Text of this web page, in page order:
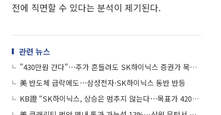
전에 직면할 수 있다는 분석이 제기된다.
관련 뉴스
"430만원 간다"⋯주가 흔들려도 SK하이닉스 증권가 목표가는 고공행진
美 반도체 급락에도⋯삼성전자·SK하이닉스 동반 반등
KB證 “SK하이닉스, 상승은 멈추지 않는다⋯목표가 420만원”